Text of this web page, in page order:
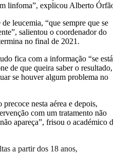
linfoma”, explicou Alberto Órfão.
leucemia, “que sempre que se
salientou o coordenador do
no final de 2021.
fica com a informação “se está
de que queira saber o resultado,
se houver algum problema no
nesta aérea e depois,
com um tratamento não
apareça”, frisou o académico da
a partir dos 18 anos,